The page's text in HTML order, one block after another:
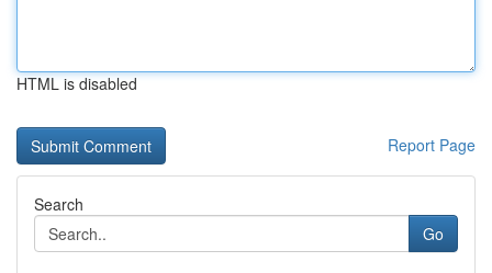
HTML is disabled
Report Page
Search
Go